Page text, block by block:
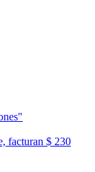
facturan $ 230